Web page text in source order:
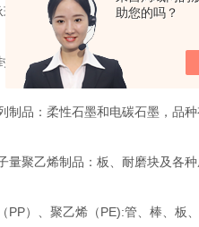
助您的吗？
环及各种成型件。
系列制品：氟橡胶、丁晴胶、耐
品：柔性石墨和电碳石墨，品种
聚乙烯制品：板、耐磨块及各种
）、聚乙烯（PE):管、棒、板、